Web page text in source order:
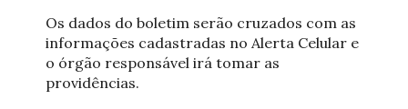
Os dados do boletim serão cruzados com as
informações cadastradas no Alerta Celular e
o órgão responsável irá tomar as
providências.